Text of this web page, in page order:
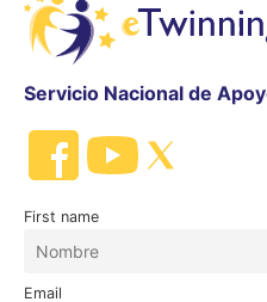
Servicio Nacional de
First name
Email